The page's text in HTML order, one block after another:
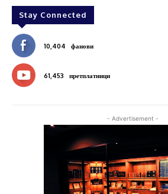
Stay Connected
10,404 фанови
61,453 претплатници
- Advertisement -